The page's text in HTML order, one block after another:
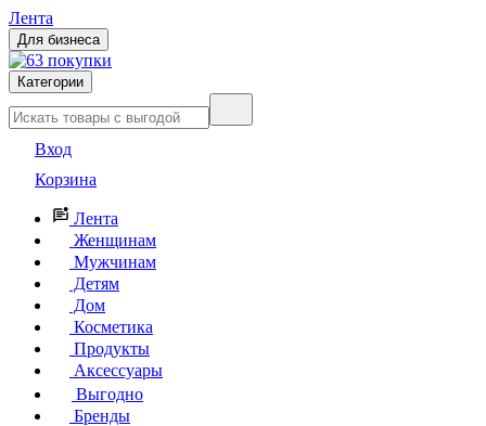
Лента
Для бизнеса
Категории
Вход
Корзина
Лента
Женщинам
Мужчинам
Детям
Дом
Косметика
Продукты
Аксессуары
Выгодно
Бренды